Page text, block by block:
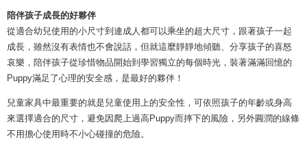
陪伴孩子成長的好夥伴
從適合幼兒使用的小尺寸到連成人都可以乘坐的超大尺寸，跟著孩子一起
成長，雖然沒有表情也不會說話，但就這麼靜靜地傾聽、分享孩子的喜怒
哀樂，陪伴孩子從珍惜物品開始到學習獨立的每個時光，裝著滿滿回憶的
Puppy滿足了心理的安全感，是最好的夥伴！
兒童家具中最重要的就是兒童使用上的安全性，可依照孩子的年齡或身高
來選擇適合的尺寸，避免因爬上過高Puppy而摔下的風險，另外圓潤的線條
不用擔心使用時不小心碰撞的危險。